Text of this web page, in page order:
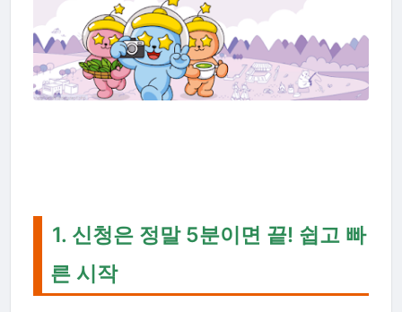
1. 신청은 정말 5분이면 끝! 쉽고 빠
른 시작